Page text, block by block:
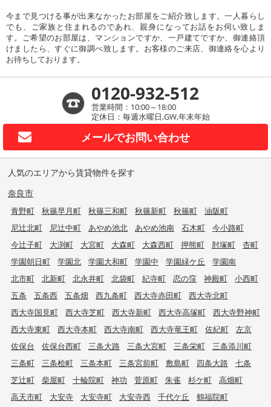
今まで見つける事が出来なかったお部屋をご紹介致します。一人暮らし
でも、ご家族と住まれるのであれ、親身になってお話をお伺い致しま
す。ご希望のお部屋は、マンションですか、一戸建てですか、御連絡頂
けましたら、すぐに御調べ致します。お客様のご来店、御連絡を心より
お待ちしております。
0120-932-512
営業時間：10:00～18:00
定休日：毎週水曜日,GW,年末年始
メールでお問い合わせ
人気のエリアから賃貸物件を探す
奈良市
青野町 秋篠早月町 秋篠三和町 秋篠新町 秋篠町
油阪町
尼辻北町
尼辻中町 あやめ池北 あやめ池南 石木町
今小路町
今辻子町
大渕町 大宮町 大森町 大森西町 押熊町 肘塚町
杏町
学園朝日町
学園北 学園大和町 学園中 学園緑ケ丘
学園南
北市町
北新町 北永井町 北袋町 紀寺町 恋の窪 神殿町
小西町
五条
五条西 五条畑 西九条町 西大寺赤田町
西大寺北町
西大寺国見町
西大寺芝町 西大寺新町 西大寺高塚町
西大寺野神町
西大寺東町
西大寺本町 西大寺南町 西大寺竜王町 佐紀町
左京
佐保台
佐保台西町 三条大路 三条大宮町 三条栄町
三条添川町
三条町
三条桧町 三条本町 三条宮前町 敷島町 四条大路
七条
芝辻町
柴屋町 十輪院町 神功 菅原町 朱雀 杉ケ町
高畑町
高天市町
大安寺 大安寺町 大安寺西 千代ケ丘
鶴福院町